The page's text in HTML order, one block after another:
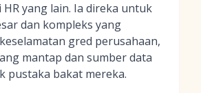
yang lain. Ia direka untuk
dan kompleks yang
gred perusahaan,
mantap dan sumber data
pustaka bakat mereka.